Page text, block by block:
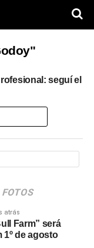
seguí el
FOTOS
atrás
Farm” será
1º de agosto